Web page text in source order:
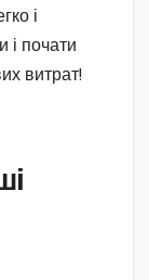
і
і почати
витрат!